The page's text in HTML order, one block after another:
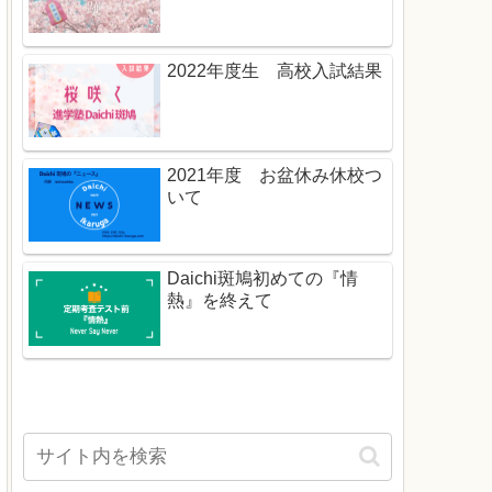
2022年度生 高校入試結果
2021年度 お盆休み休校つ
いて
Daichi斑鳩初めての『情
熱』を終えて